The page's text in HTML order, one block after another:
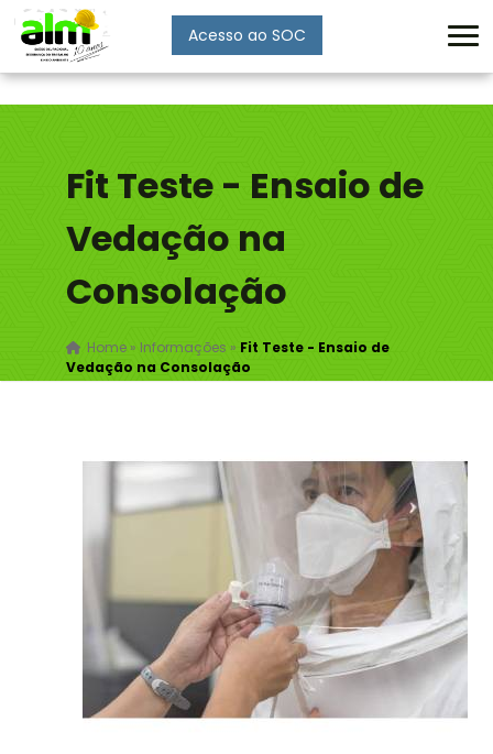
Acesso ao SOC
Fit Teste - Ensaio de
Vedação na
Consolação
Home» Informações » Fit Teste - Ensaio de
Vedação na Consolação
Enviar